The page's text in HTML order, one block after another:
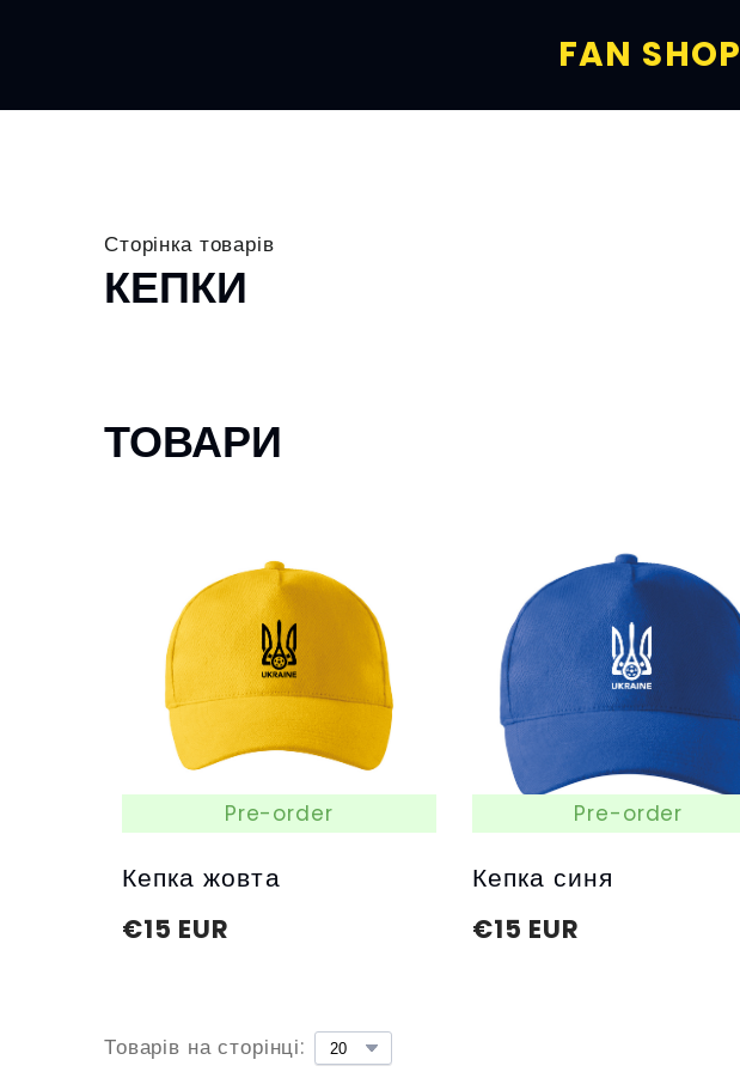
FAN SHOP
Сторінка товарів
КЕПКИ
ТОВАРИ
Pre-order
Кепка жовта
€15 EUR
Pre-order
Кепка синя
€15 EUR
Товарів на сторінці: